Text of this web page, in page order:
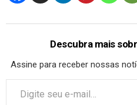
Descubra mais
Assine para receber nossas